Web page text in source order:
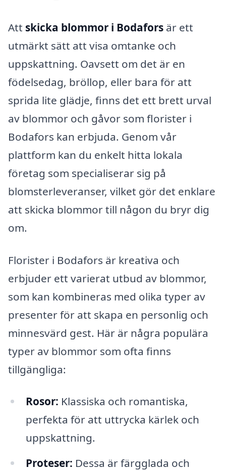
Att skicka blommor i Bodafors är ett
utmärkt sätt att visa omtanke och
uppskattning. Oavsett om det är en
födelsedag, bröllop, eller bara för att
sprida lite glädje, finns det ett brett urval
av blommor och gåvor som florister i
Bodafors kan erbjuda. Genom vår
plattform kan du enkelt hitta lokala
företag som specialiserar sig på
blomsterleveranser, vilket gör det enklare
att skicka blommor till någon du bryr dig
om.
Florister i Bodafors är kreativa och
erbjuder ett varierat utbud av blommor,
som kan kombineras med olika typer av
presenter för att skapa en personlig och
minnesvärd gest. Här är några populära
typer av blommor som ofta finns
tillgängliga:
Rosor: Klassiska och romantiska,
perfekta för att uttrycka kärlek och
uppskattning.
Proteser: Dessa är färgglada och